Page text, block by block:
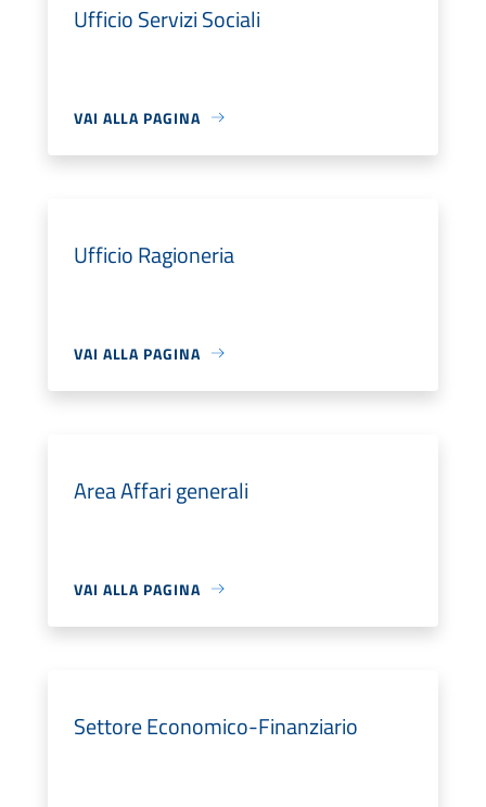
Ufficio Servizi Sociali
VAI ALLA PAGINA
Ufficio Ragioneria
VAI ALLA PAGINA
Area Affari generali
VAI ALLA PAGINA
Settore Economico-Finanziario